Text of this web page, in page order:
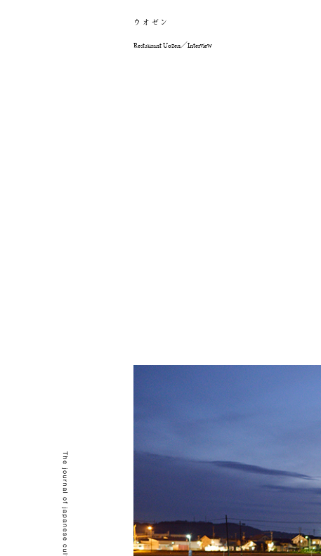
ウオゼン
Restaurant Uozen／Interview